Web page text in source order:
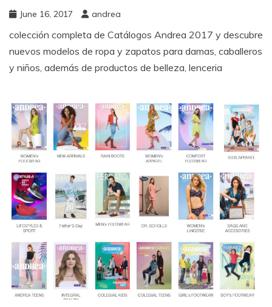
June 16, 2017 andrea
colección completa de Catálogos Andrea 2017 y descubre
nuevos modelos de ropa y zapatos para damas, caballeros
y niños, además de productos de belleza, lenceria